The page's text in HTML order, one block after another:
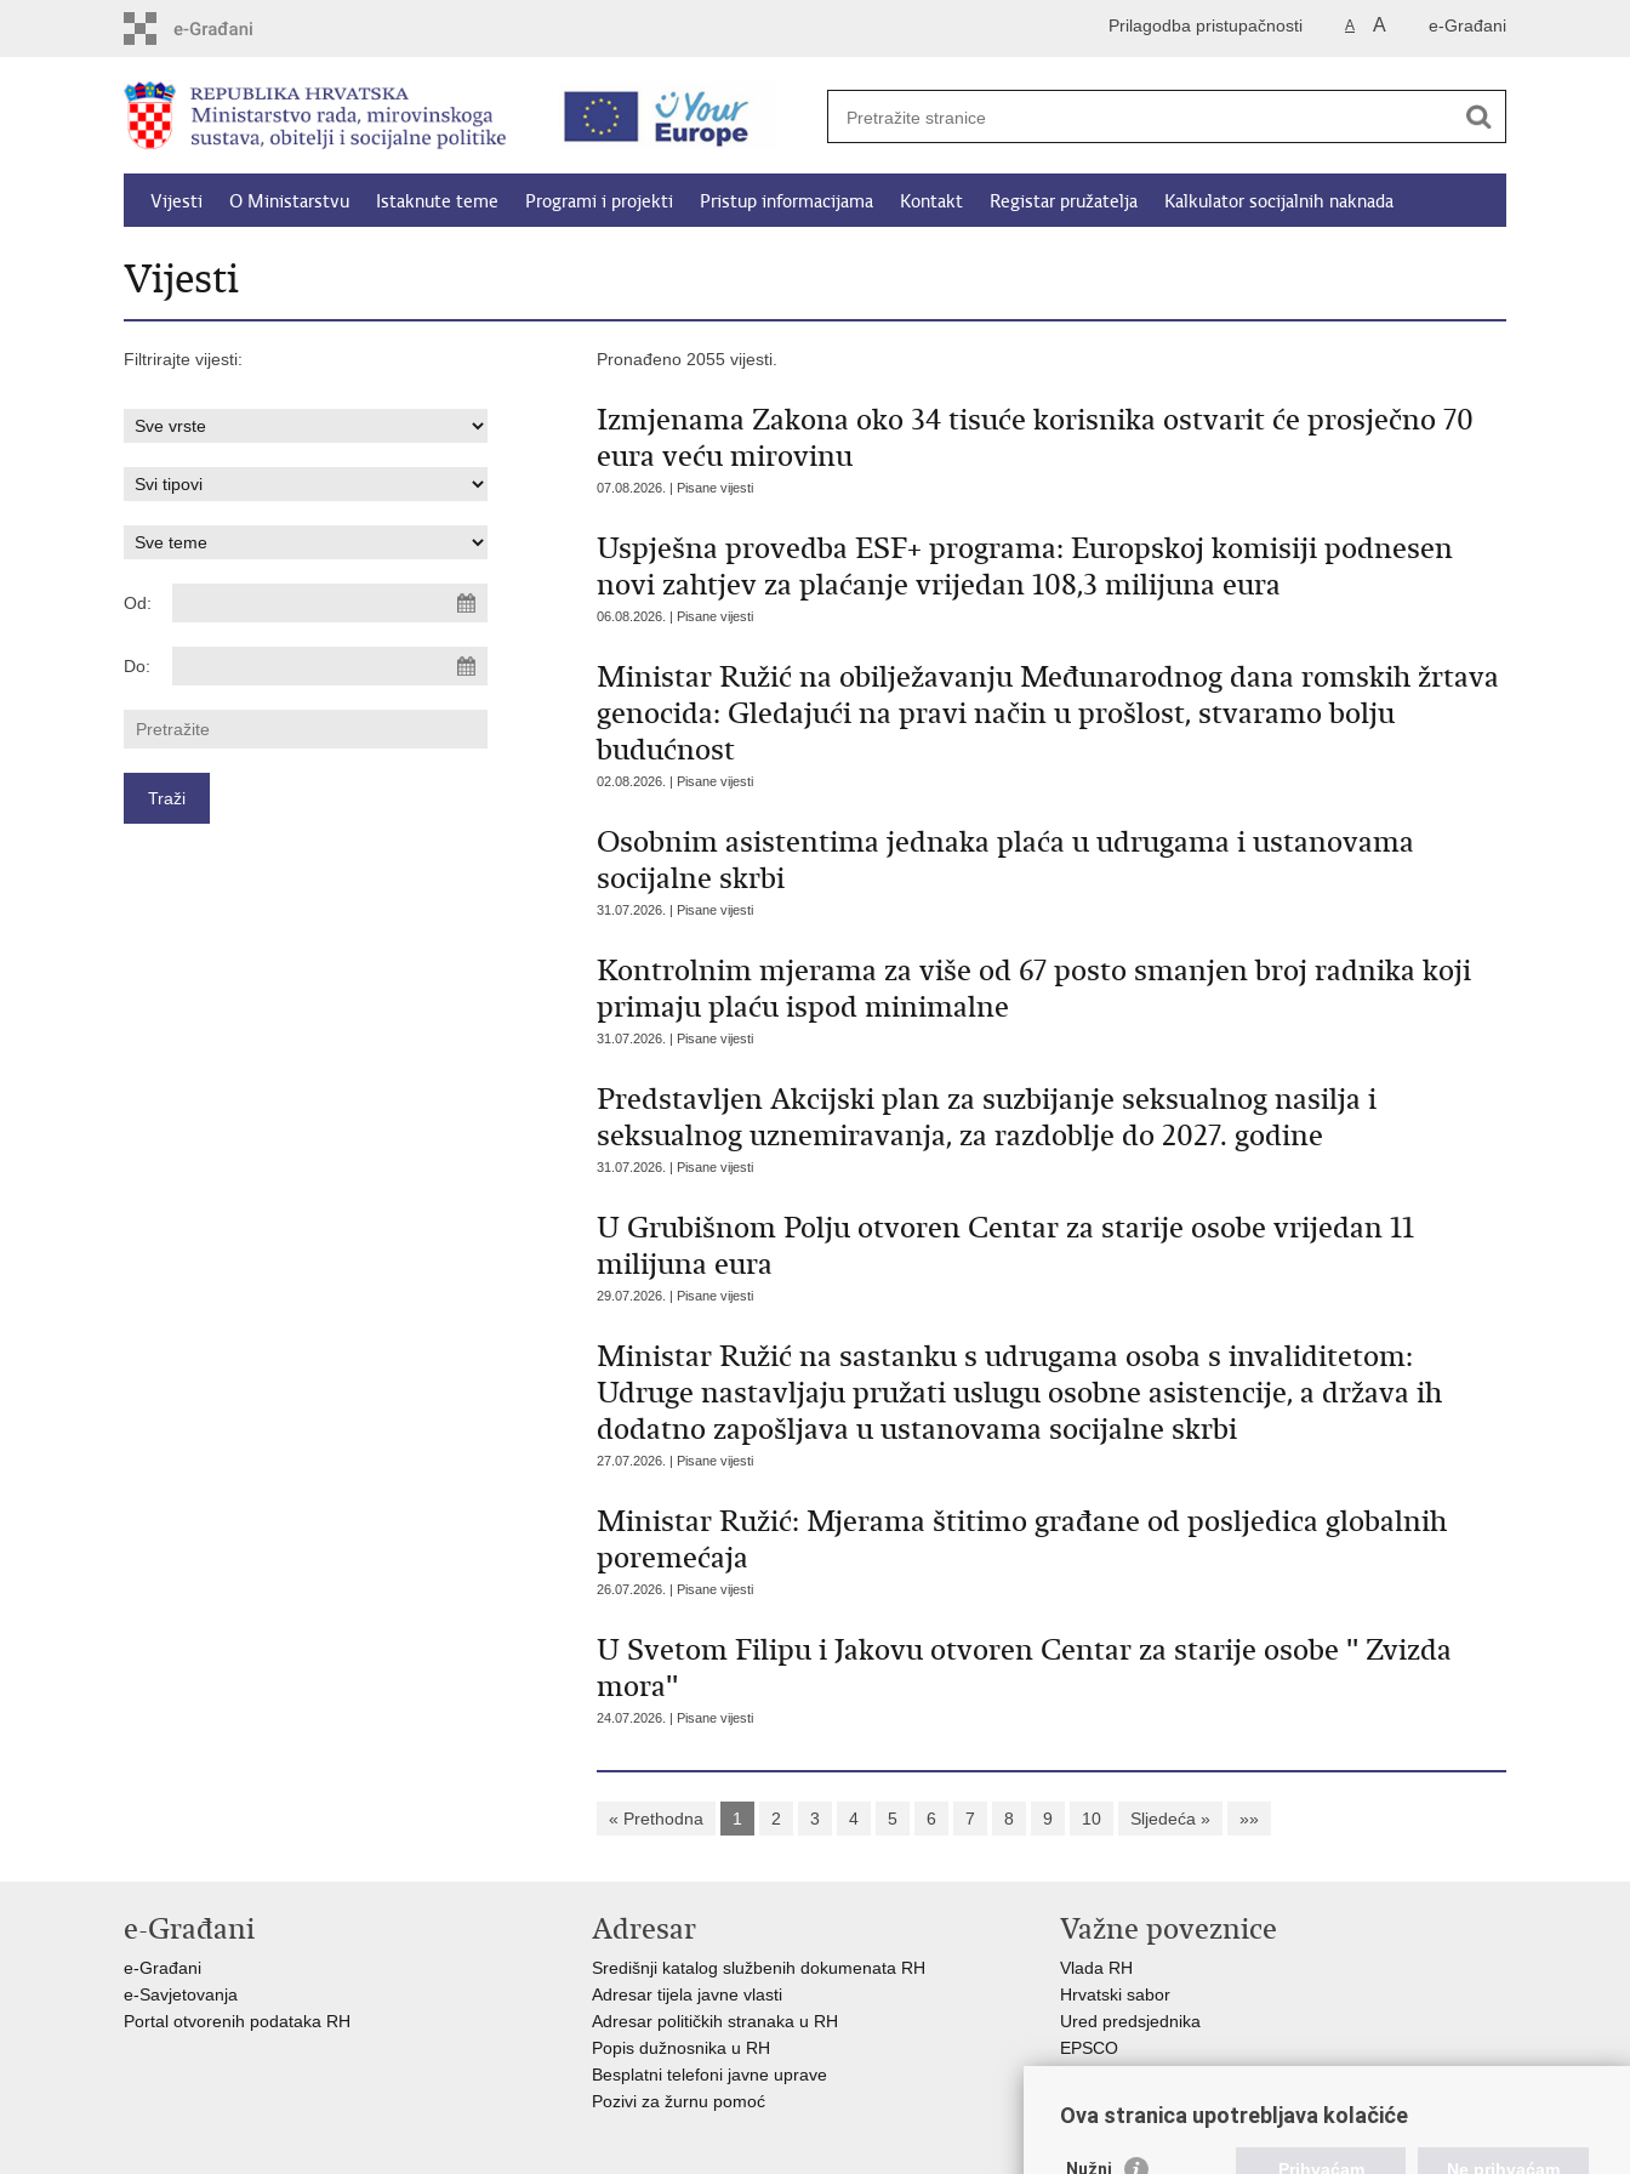
e-Građani
A A
Prilagodba pristupačnosti
Vijesti O Ministarstvu Istaknute teme Programi i projekti Pristup informacijama Kontakt Registar pružatelja Kalkulator socijalnih naknada
Vijesti
Filtrirajte vijesti:
Od:
Do:
Pronađeno 2055 vijesti.
Izmjenama Zakona oko 34 tisuće korisnika ostvarit će prosječno 70
eura veću mirovinu
07.08.2026. | Pisane vijesti
Uspješna provedba ESF+ programa: Europskoj komisiji podnesen
novi zahtjev za plaćanje vrijedan 108,3 milijuna eura
06.08.2026. | Pisane vijesti
Ministar Ružić na obilježavanju Međunarodnog dana romskih žrtava
genocida: Gledajući na pravi način u prošlost, stvaramo bolju
budućnost
02.08.2026. | Pisane vijesti
Osobnim asistentima jednaka plaća u udrugama i ustanovama
socijalne skrbi
31.07.2026. | Pisane vijesti
Kontrolnim mjerama za više od 67 posto smanjen broj radnika koji
primaju plaću ispod minimalne
31.07.2026. | Pisane vijesti
Predstavljen Akcijski plan za suzbijanje seksualnog nasilja i
seksualnog uznemiravanja, za razdoblje do 2027. godine
31.07.2026. | Pisane vijesti
U Grubišnom Polju otvoren Centar za starije osobe vrijedan 11
milijuna eura
29.07.2026. | Pisane vijesti
Ministar Ružić na sastanku s udrugama osoba s invaliditetom:
Udruge nastavljaju pružati uslugu osobne asistencije, a država ih
dodatno zapošljava u ustanovama socijalne skrbi
27.07.2026. | Pisane vijesti
Ministar Ružić: Mjerama štitimo građane od posljedica globalnih
poremećaja
26.07.2026. | Pisane vijesti
U Svetom Filipu i Jakovu otvoren Centar za starije osobe '' Zvizda
mora''
24.07.2026. | Pisane vijesti
« Prethodna 1 2 3 4 5 6 7 8 9 10 Sljedeća » »»
e-Građani
e-Građani
e-Savjetovanja
Portal otvorenih podataka RH
Adresar
Središnji katalog službenih dokumenata RH
Adresar tijela javne vlasti
Adresar političkih stranaka u RH
Popis dužnosnika u RH
Besplatni telefoni javne uprave
Pozivi za žurnu pomoć
Važne poveznice
Vlada RH
Hrvatski sabor
Ured predsjednika
EPSCO
HZMO
Ova stranica upotrebljava kolačiće
Nužni Prihvaćam Ne prihvaćam